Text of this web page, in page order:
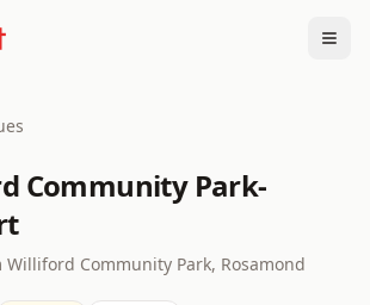
Community Park-
Williford Community Park, Rosamond